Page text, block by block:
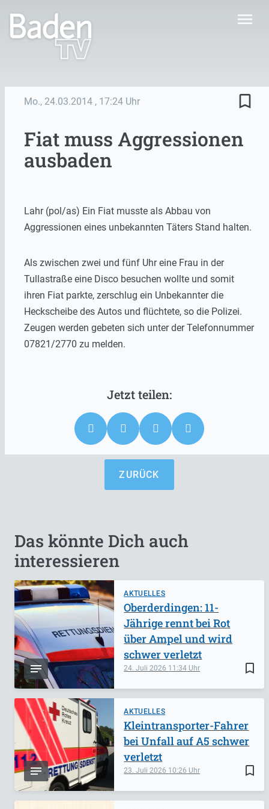
menu
Mo., 24.03.2014 , 17:24 Uhr bookmark_border
Fiat muss Aggressionen
ausbaden
Lahr (pol/as) Ein Fiat musste als Abbau von
Aggressionen eines unbekannten Täters Stand halten.
Als zwischen zwei und fünf Uhr eine Frau in der
Tullastraße eine Disco besuchen wollte und somit
ihren Fiat parkte, zerschlug ein Unbekannter die
Heckscheibe des Autos und flüchtete, so die Polizei.
Zeugen werden gebeten sich unter der Telefonnummer
07821/2770 zu melden.
ZURÜCK
Das könnte Dich auch
interessieren
AKTUELLES
bookmark_border
24. Juli 2026 11:34
Oberderdingen: 11-
Jährige rennt bei Rot
über Ampel und wird
schwer verletzt
AKTUELLES
bookmark_border
23. Juli 2026 10:26
Kleintransporter-Fahrer
bei Unfall auf A5 schwer
verletzt